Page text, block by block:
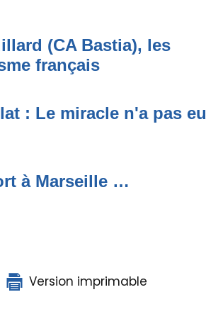
(CA Bastia), les
français
: Le miracle n'a pas eu
à Marseille …
Version imprimable